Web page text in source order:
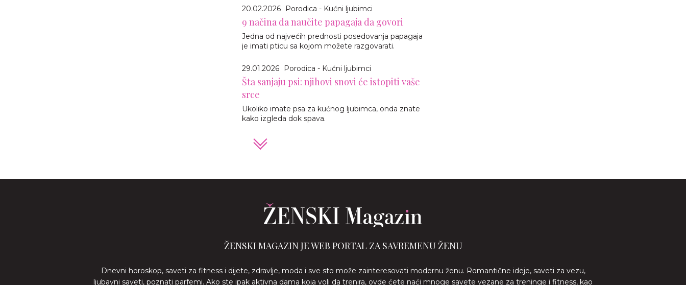
20.02.2026 Porodica - Kućni ljubimci
9 načina da naučite papagaja da govori
Jedna od najvećih prednosti posedovanja papagaja
je imati pticu sa kojom možete razgovarati.
29.01.2026 Porodica - Kućni ljubimci
Šta sanjaju psi: njihovi snovi će istopiti vaše
srce
Ukoliko imate psa za kućnog ljubimca, onda znate
kako izgleda dok spava.
ŽENSKI MAGAZIN JE WEB PORTAL ZA SAVREMENU ŽENU
Dnevni horoskop, saveti za fitness i dijete, zdravlje, moda i sve sto može zainteresovati modernu ženu. Romantične ideje, saveti za vezu,
ljubavni saveti, poznati parfemi. Ako ste ipak aktivna dama koja voli da trenira, ovde ćete naći mnoge savete vezane za treninge i fitness, kao